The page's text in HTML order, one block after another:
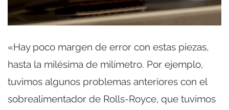
«Hay poco margen de error con estas piezas,
hasta la milésima de milímetro. Por ejemplo,
tuvimos algunos problemas anteriores con el
sobrealimentador de Rolls-Royce, que tuvimos